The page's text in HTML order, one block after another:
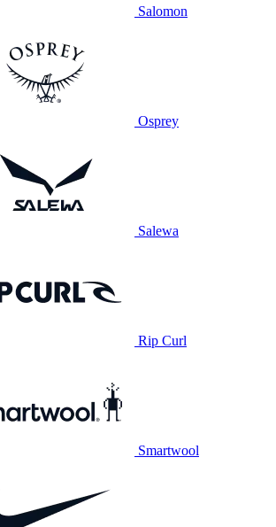
Salomon
Osprey
Salewa
Rip Curl
Smartwool